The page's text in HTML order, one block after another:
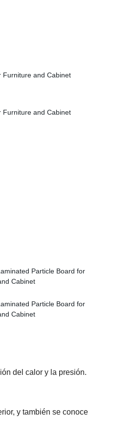
del calor y la presión.
, y también se conoce